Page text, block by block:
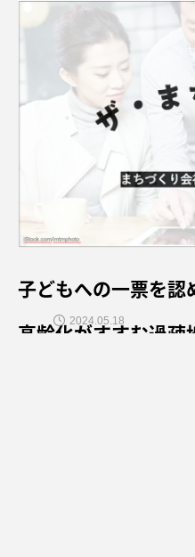
子どもへの一票を認
高齢化がすすむ過疎
2024.05.18